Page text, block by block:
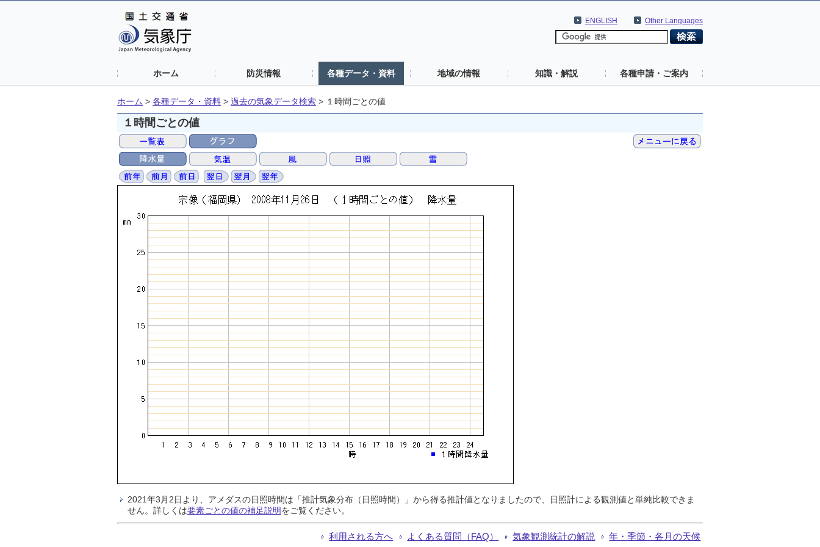
Other Languages
ENGLISH
ホーム 防災情報 各種データ・資料 地域の情報 知識・解説 各種申請・ご案内
ホーム > 各種データ・資料 > 過去の気象データ検索 > １時間ごとの値
１時間ごとの値
2021年3月2日より、アメダスの日照時間は「推計気象分布（日照時間）」から得る推計値となりましたので、日照計による観測値と単純比較できま
せん。詳しくは要素ごとの値の補足説明をご覧ください。
利用される方へ よくある質問（FAQ） 気象観測統計の解説 年・季節・各月の天候